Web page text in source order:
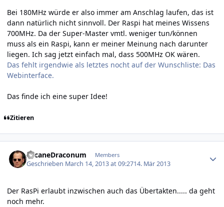
Bei 180MHz würde er also immer am Anschlag laufen, das ist
dann natürlich nicht sinnvoll. Der Raspi hat meines Wissens
700MHz. Da der Super-Master vmtl. weniger tun/können
muss als ein Raspi, kann er meiner Meinung nach darunter
liegen. Ich sag jetzt einfach mal, dass 500MHz OK wären.
Das fehlt irgendwie als letztes nocht auf der Wunschliste: Das
Webinterface.
Das finde ich eine super Idee!
Zitieren
ArcaneDraconum Members
Geschrieben March 14, 2013 at 09:2714. Mär 2013
Der RasPi erlaubt inzwischen auch das Übertakten..... da geht
noch mehr.